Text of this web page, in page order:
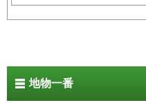
地物一番